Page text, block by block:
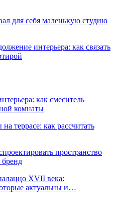
для себя маленькую студию
интерьера: как связать
как смеситель
комнаты
террасе: как рассчитать
пространство
бренд
XVII века:
актуальны и…